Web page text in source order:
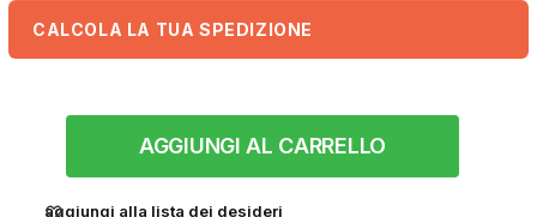
CALCOLA LA TUA SPEDIZIONE
AGGIUNGI AL CARRELLO
aggiungi alla lista dei desideri